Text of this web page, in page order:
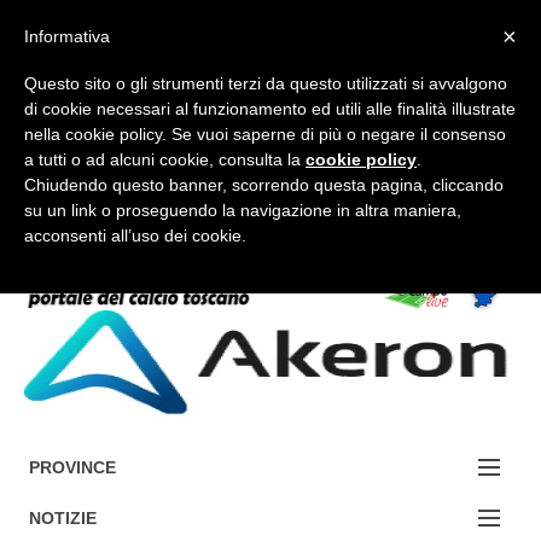
FORUM-ACCEDI
Accedi / Registrati
PROVINCE
EDIZIONE:
NOTIZIE
×
Informativa
Questo sito o gli strumenti terzi da questo utilizzati si avvalgono
di cookie necessari al funzionamento ed utili alle finalità illustrate
nella cookie policy. Se vuoi saperne di più o negare il consenso
a tutti o ad alcuni cookie, consulta la cookie policy
Chiudendo questo banner, scorrendo questa pagina, cliccando
su un link o proseguendo la navigazione in altra maniera,
acconsenti all’uso dei cookie.